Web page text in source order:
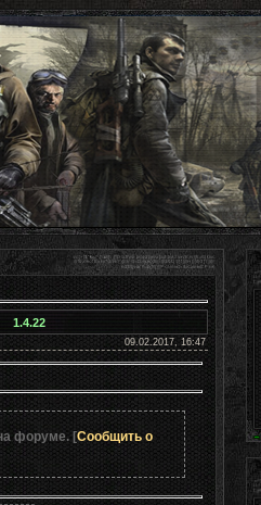
1.4.22
09.02.2017, 16:47
форуме. [Сообщить о